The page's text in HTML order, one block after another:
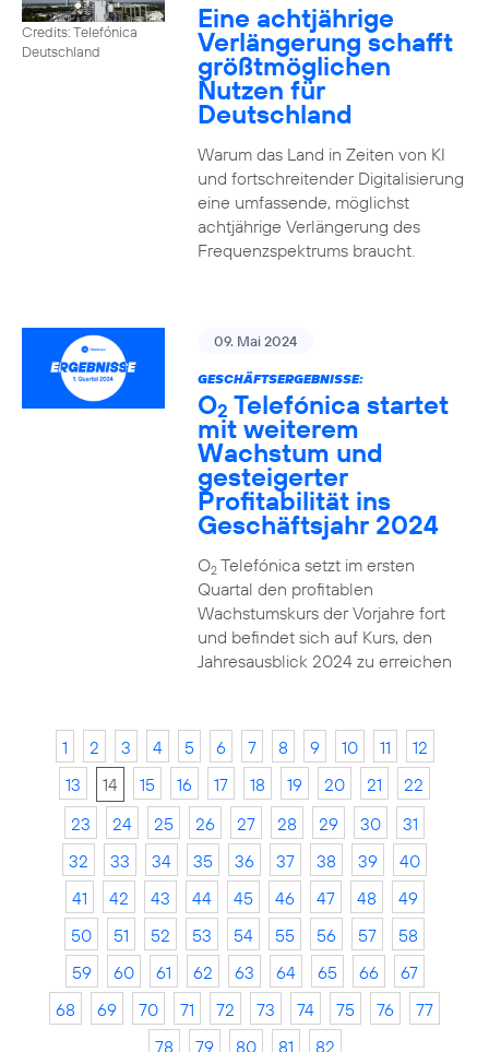
Credits: Telefónica
Deutschland
Eine achtjährige
Verlängerung schafft
größtmöglichen
Nutzen für
Deutschland
Warum das Land in Zeiten von KI
und fortschreitender Digitalisierung
eine umfassende, möglichst
achtjährige Verlängerung des
Frequenzspektrums braucht.
09. Mai 2024
GESCHÄFTSERGEBNISSE:
O2 Telefónica startet
mit weiterem
Wachstum und
gesteigerter
Profitabilität ins
Geschäftsjahr 2024
O2Telefónica setzt im ersten
Quartal den profitablen
Wachstumskurs der Vorjahre fort
und befindet sich auf Kurs, den
Jahresausblick 2024 zu erreichen
1 2 3 4 5 6 7 8 9 10 11
12
13
14 15 16 17 18 19 20 21
22
23
24 25 26 27 28 29 30
31
32
33 34 35 36 37 38 39
40
41
42 43 44 45 46 47 48
49
50
51 52 53 54 55 56 57
58
59
60 61 62 63 64 65 66
67
68
69 70 71 72 73 74 75 76
77
78
79 80 81 82